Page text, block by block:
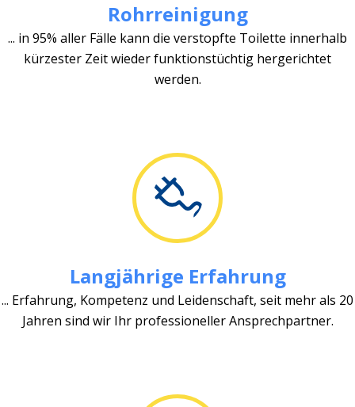
Rohrreinigung
... in 95% aller Fälle kann die verstopfte Toilette innerhalb
kürzester Zeit wieder funktionstüchtig hergerichtet
werden.
Langjährige Erfahrung
... Erfahrung, Kompetenz und Leidenschaft, seit mehr als 20
Jahren sind wir Ihr professioneller Ansprechpartner.